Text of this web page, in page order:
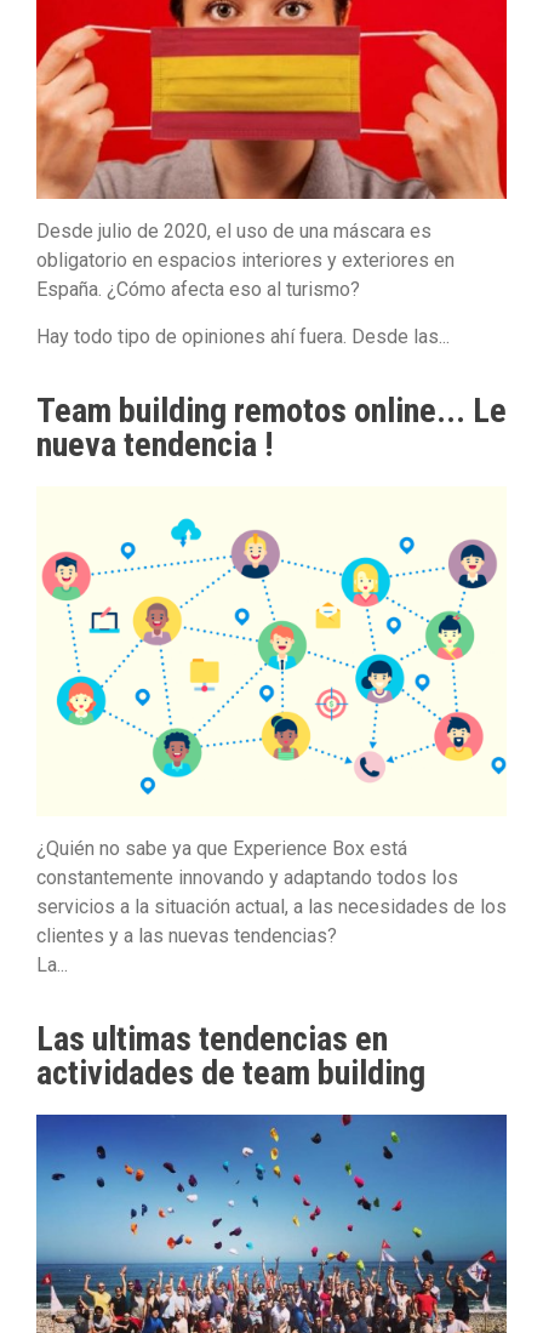
Desde julio de 2020, el uso de una máscara es
obligatorio en espacios interiores y exteriores en
España. ¿Cómo afecta eso al turismo?
Hay todo tipo de opiniones ahí fuera. Desde las...
Team building remotos online... Le
nueva tendencia !
¿Quién no sabe ya que Experience Box está
constantemente innovando y adaptando todos los
servicios a la situación actual, a las necesidades de los
clientes y a las nuevas tendencias?
La...
Las ultimas tendencias en
actividades de team building